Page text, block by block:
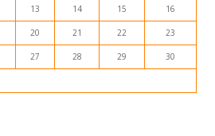
13 14 15 16
20 21 22 23
27 28 29 30